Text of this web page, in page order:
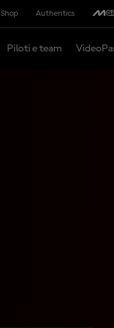
Shop Authentics
Piloti e team